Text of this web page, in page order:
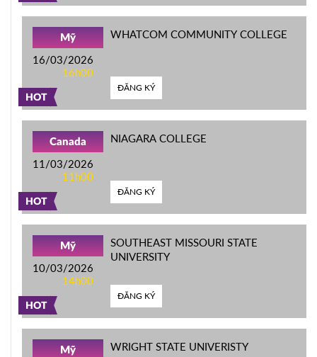
HOT
Mỹ
16/03/2026
16h00
WHATCOM COMMUNITY COLLEGE
ĐĂNG KÝ
HOT
Canada
11/03/2026
11h00
NIAGARA COLLEGE
ĐĂNG KÝ
HOT
Mỹ
10/03/2026
14h00
SOUTHEAST MISSOURI STATE
UNIVERSITY
ĐĂNG KÝ
Mỹ WRIGHT STATE UNIVERISTY